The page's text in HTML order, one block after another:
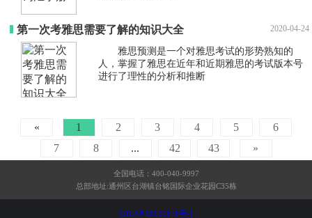
第一次考雅思需要了解的知识大全 2020-04-24
雅思预测是一个对雅思考试的形势熟知的
人，掌握了雅思在近年和近期雅思的考试版本号
进行了理性的分析和推断
« 1 2 3 4 5
6
7
8 ... 42 43 »
全国电话：400-040-9997
总部地址:通州区台湖镇台铭国际企业花园C35栋
京ICP备16059676号-1